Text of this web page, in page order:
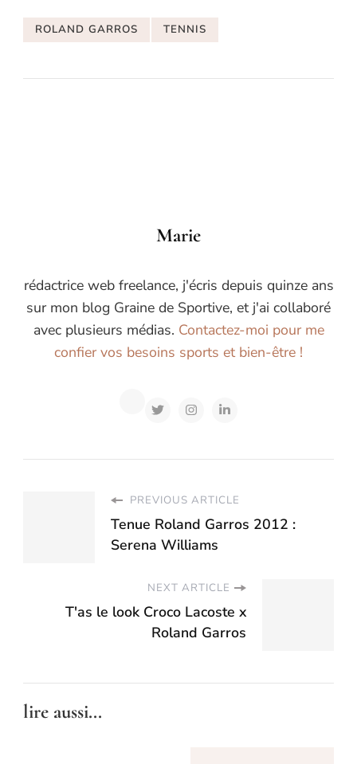
ROLAND GARROS TENNIS
Marie
rédactrice web freelance, j'écris depuis quinze ans
sur mon blog Graine de Sportive, et j'ai collaboré
avec plusieurs médias. Contactez-moi pour me
confier vos besoins sports et bien-être !
PREVIOUS ARTICLE
Tenue Roland Garros 2012 :
Serena Williams
NEXT ARTICLE
T'as le look Croco Lacoste x
Roland Garros
lire aussi...